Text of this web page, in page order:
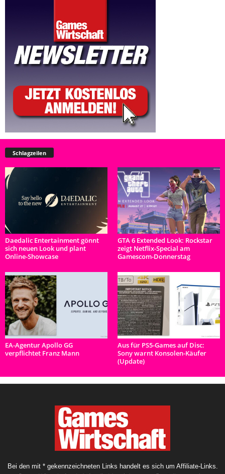
Schlagzeilen
Daedalic Entertainment gönnt
sich neuen Look und plant
Online-Showcase
GTA 6 Extended Look: Rockstar
zeigt Netflix-Special am
Gamescom-Donnerstag
EA-Agentur Apollo GG
verpflichtet Franz Mann
Aus für PS5-Games auf Disc:
Sony warnt Konsolen-Käufer
(Update)
Bei den mit * gekennzeichneten Links handelt es sich um Affiliate-Links.